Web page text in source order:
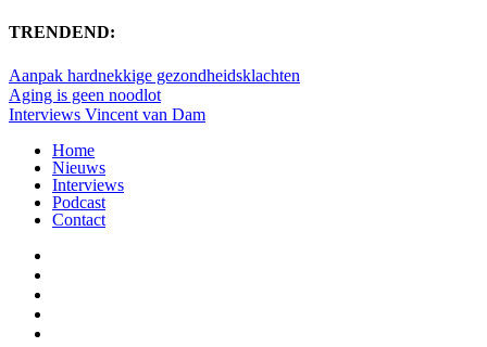
TRENDEND:
Aanpak hardnekkige gezondheidsklachten
Aging is geen noodlot
Interviews Vincent van Dam
Home
Nieuws
Interviews
Podcast
Contact